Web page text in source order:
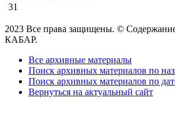
31
2023 Все права защищены. ©
КАБАР.
Все архивные материалы
Поиск архивных материалов по
Поиск архивных материалов по
Вернуться на актуальный сайт